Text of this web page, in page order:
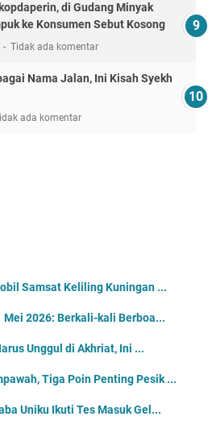
di Gudang Minyak
ke Konsumen Sebut Kosong
Tidak ada komentar
Nama Jalan, Ini Kisah Syekh
ada komentar
Samsat Keliling Kuningan ...
Mei 2026: Berkali-kali Berboa...
Unggul di Akhriat, Ini ...
Tiga Poin Penting Pesik ...
Uniku Ikuti Tes Masuk Gel...